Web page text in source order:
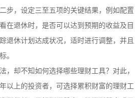
步，设定三至五项的关键结果，例如配置
在退休时，是否可以达到预期的收益及目
退休计划达成状况，适时进行调整，并且
。
，却不知如何选择哪些理财工具？对此，
以上的投资者，可选择累积财富的理财工